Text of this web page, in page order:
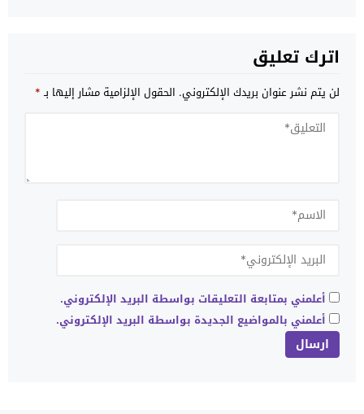
اترك تعليق
لن يتم نشر عنوان بريدك الإلكتروني. الحقول الإلزامية مشار إليها بـ*
أعلمني بمتابعة التعليقات بواسطة البريد الإلكتروني.
أعلمني بالمواضيع الجديدة بواسطة البريد الإلكتروني.